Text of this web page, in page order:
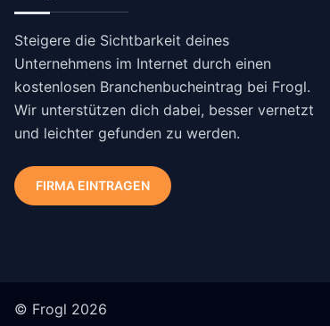
Steigere die Sichtbarkeit deines
Unternehmens im Internet durch einen
kostenlosen Branchenbucheintrag bei Frogl.
Wir unterstützen dich dabei, besser vernetzt
und leichter gefunden zu werden.
FIRMA EINTRAGEN
© Frogl 2026